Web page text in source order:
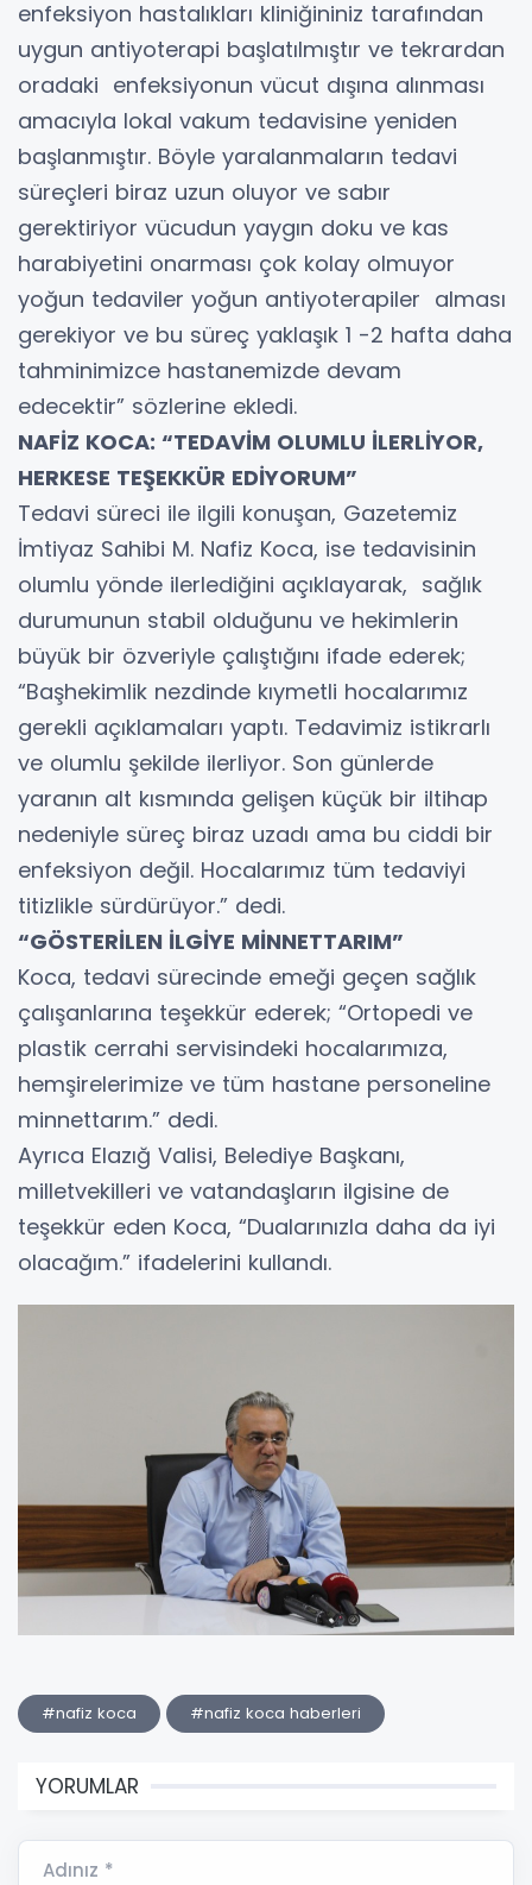
enfeksiyon hastalıkları kliniğininiz tarafından
uygun antiyoterapi başlatılmıştır ve tekrardan
oradaki enfeksiyonun vücut dışına alınması
amacıyla lokal vakum tedavisine yeniden
başlanmıştır. Böyle yaralanmaların tedavi
süreçleri biraz uzun oluyor ve sabır
gerektiriyor vücudun yaygın doku ve kas
harabiyetini onarması çok kolay olmuyor
yoğun tedaviler yoğun antiyoterapiler alması
gerekiyor ve bu süreç yaklaşık 1 -2 hafta daha
tahminimizce hastanemizde devam
edecektir” sözlerine ekledi.
NAFİZ KOCA: “TEDAVİM OLUMLU İLERLİYOR,
HERKESE TEŞEKKÜR EDİYORUM”
Tedavi süreci ile ilgili konuşan, Gazetemiz
İmtiyaz Sahibi M. Nafiz Koca, ise tedavisinin
olumlu yönde ilerlediğini açıklayarak, sağlık
durumunun stabil olduğunu ve hekimlerin
büyük bir özveriyle çalıştığını ifade ederek;
“Başhekimlik nezdinde kıymetli hocalarımız
gerekli açıklamaları yaptı. Tedavimiz istikrarlı
ve olumlu şekilde ilerliyor. Son günlerde
yaranın alt kısmında gelişen küçük bir iltihap
nedeniyle süreç biraz uzadı ama bu ciddi bir
enfeksiyon değil. Hocalarımız tüm tedaviyi
titizlikle sürdürüyor.” dedi.
“GÖSTERİLEN İLGİYE MİNNETTARIM”
Koca, tedavi sürecinde emeği geçen sağlık
çalışanlarına teşekkür ederek; “Ortopedi ve
plastik cerrahi servisindeki hocalarımıza,
hemşirelerimize ve tüm hastane personeline
minnettarım.” dedi.
Ayrıca Elazığ Valisi, Belediye Başkanı,
milletvekilleri ve vatandaşların ilgisine de
teşekkür eden Koca, “Dualarınızla daha da iyi
olacağım.” ifadelerini kullandı.
#nafiz koca #nafiz koca haberleri
YORUMLAR
Adınız *